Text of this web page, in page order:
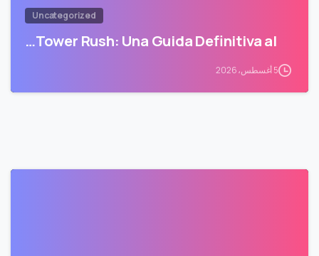
Uncategorized
Tower Rush: Una Guida Definitiva al…
5 أغسطس، 2026